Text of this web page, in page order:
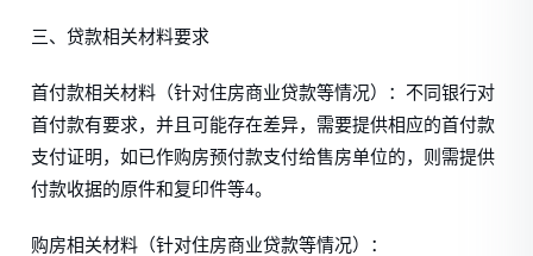
三、贷款相关材料要求
首付款相关材料（针对住房商业贷款等情况）：不同银行对
首付款有要求，并且可能存在差异，需要提供相应的首付款
支付证明，如已作购房预付款支付给售房单位的，则需提供
付款收据的原件和复印件等4。
购房相关材料（针对住房商业贷款等情况）：